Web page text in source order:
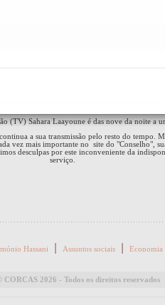
(TV) Sahara Laayoune é das nove da noite a
a sua transmissão pelo resto do tempo.
vez mais importante no site do "Conselho",
desculpas por este inconveniente da
serviço.
Hassani| Assuntos sociais| Economia
2026 - Todos os direitos reservados